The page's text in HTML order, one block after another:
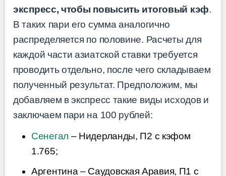
экспресс, чтобы повысить итоговый кэф.
В таких пари его сумма аналогично
распределяется по половине. Расчеты для
каждой части азиатской ставки требуется
проводить отдельно, после чего складываем
полученный результат. Предположим, мы
добавляем в экспресс такие виды исходов и
заключаем пари на 100 рублей:
Сенегал – Нидерланды, П2 с кэфом
1.765;
Аргентина – Саудовская Аравия, П1 с